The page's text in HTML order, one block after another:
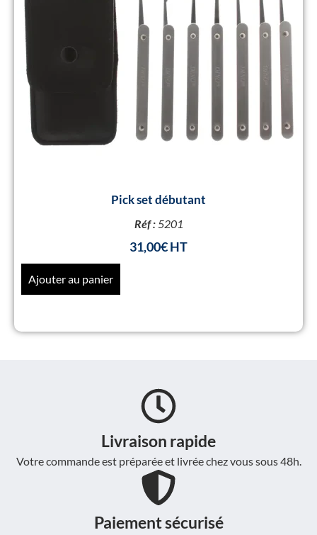
Pick set débutant
Réf :5201
31,00€
Ajouter au panier
Livraison rapide
Votre commande est préparée et livrée chez vous sous 48h.
Paiement sécurisé